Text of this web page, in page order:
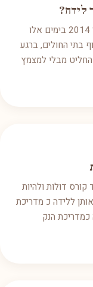
לידה?
דולה או מלווה אישית בחדר לידה ? ינואר 2014 בימים אלו
בתי החולים, ברגע
מבלי למצמץ
דולות ולהיות
ללידה כ מדריכת
כמדריכת הנק